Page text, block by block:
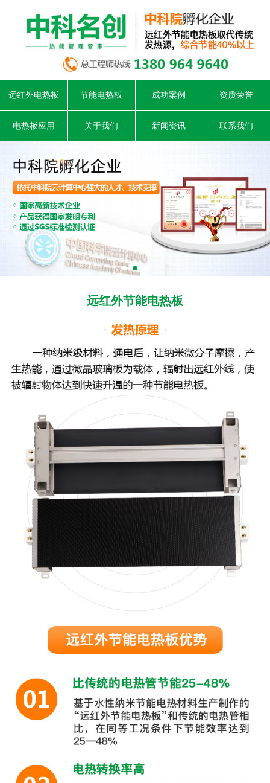
远红外电热板 节能电热板 成功案例 资质荣誉
电热板应用 关于我们 新闻资讯 联系我们
远红外节能电热板